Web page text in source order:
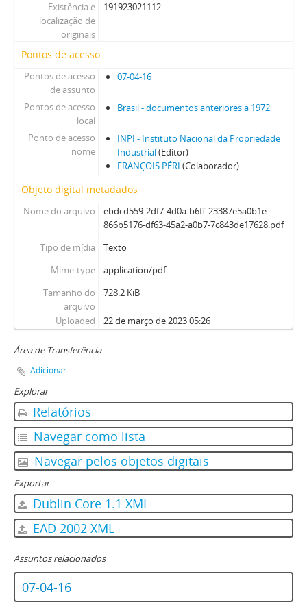
Existência e
localização de
originais
191923021112
Pontos de acesso
Pontos de acesso
de assunto
07-04-16
Pontos de acesso
local
Brasil - documentos anteriores a 1972
Ponto de acesso
nome
INPI - Instituto Nacional da Propriedade
Industrial(Editor)
FRANÇOIS PÉRI (Colaborador)
Objeto digital metadados
Nome do arquivo
ebdcd559-2df7-4d0a-b6ff-23387e5a0b1e-
866b5176-df63-45a2-a0b7-7c843de17628.pdf
Tipo de mídia
Texto
Mime-type
application/pdf
Tamanho do
arquivo
728.2 KiB
Uploaded 22 de março de 2023 05:26
Área de Transferência
Adicionar
Explorar
Relatórios
Navegar como lista
Navegar pelos objetos digitais
Exportar
Dublin Core 1.1 XML
EAD 2002 XML
Assuntos relacionados
07-04-16